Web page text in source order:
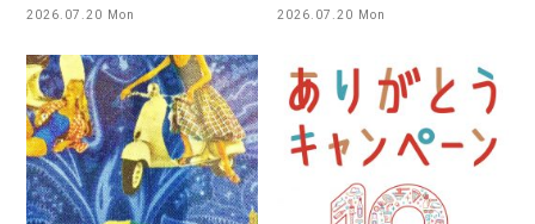
2026.07.20 Mon 2026.07.20 Mon